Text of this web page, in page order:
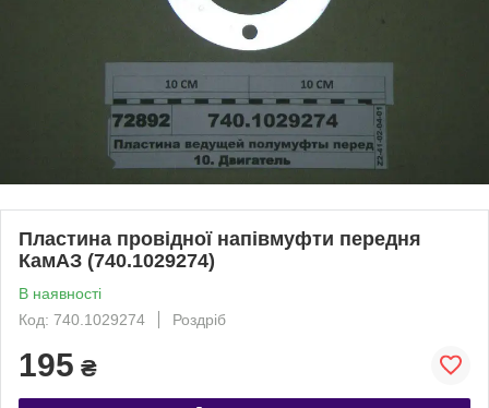
Пластина провідної напівмуфти передня
КамАЗ (740.1029274)
В наявності
Код: 740.1029274
Роздріб
195 ₴